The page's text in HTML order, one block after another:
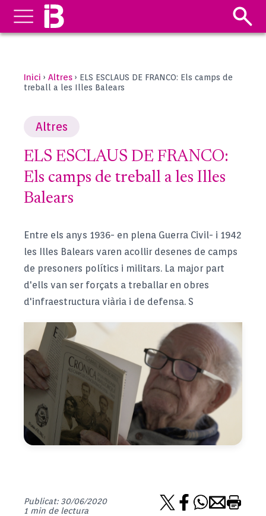
Inici › Altres › ELS ESCLAUS DE FRANCO: Els camps de
treball a les Illes Balears
Altres
ELS ESCLAUS DE FRANCO:
Els camps de treball a les Illes
Balears
Entre els anys 1936- en plena Guerra Civil- i 1942
les Illes Balears varen acollir desenes de camps
de presoners polítics i militars. La major part
d'ells van ser forçats a treballar en obres
d'infraestructura viària i de defensa. S
Publicat: 30/06/2020
1 min de lectura